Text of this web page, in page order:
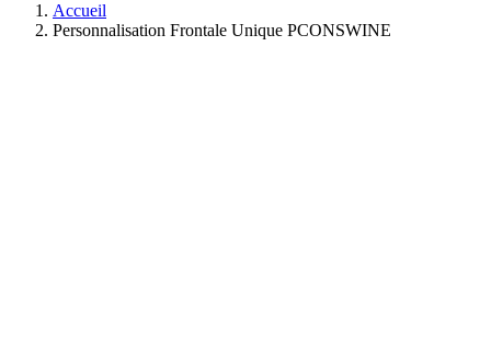
Accueil
Personnalisation Frontale Unique PCONSWINE